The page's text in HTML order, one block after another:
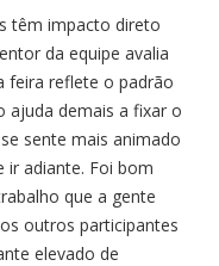
têm impacto direto
da equipe avalia
feira reflete o padrão
ajuda demais a fixar o
sente mais animado
ir adiante. Foi bom
que a gente
outros participantes
elevado de